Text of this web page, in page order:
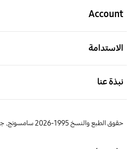
Account
الاستدامة
نبذة عنا
حقوق الطبع والنسخ 1995-2026 سامسونج. جميع الحقوق محفوظة.